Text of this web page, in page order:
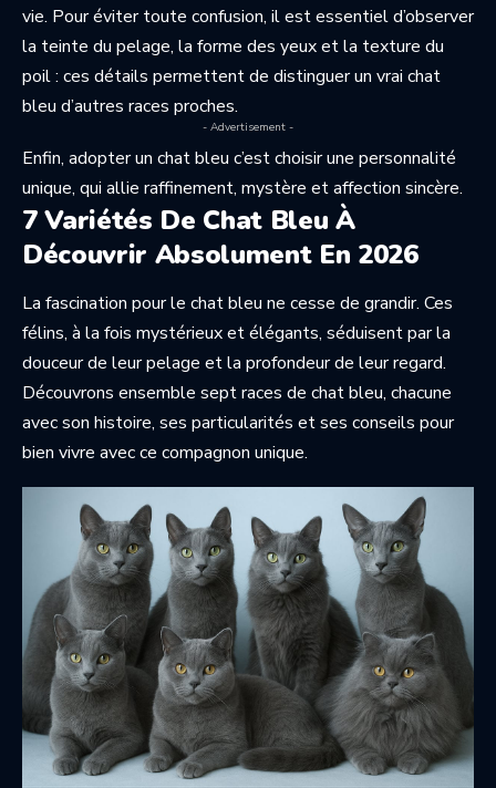
vie. Pour éviter toute confusion, il est essentiel d’observer
la teinte du pelage, la forme des yeux et la texture du
poil : ces détails permettent de distinguer un vrai chat
bleu d’autres races proches.
- Advertisement -
Enfin, adopter un chat bleu c’est choisir une personnalité
unique, qui allie raffinement, mystère et affection sincère.
7 Variétés De Chat Bleu À
Découvrir Absolument En 2026
La fascination pour le chat bleu ne cesse de grandir. Ces
félins, à la fois mystérieux et élégants, séduisent par la
douceur de leur pelage et la profondeur de leur regard.
Découvrons ensemble sept races de chat bleu, chacune
avec son histoire, ses particularités et ses conseils pour
bien vivre avec ce compagnon unique.